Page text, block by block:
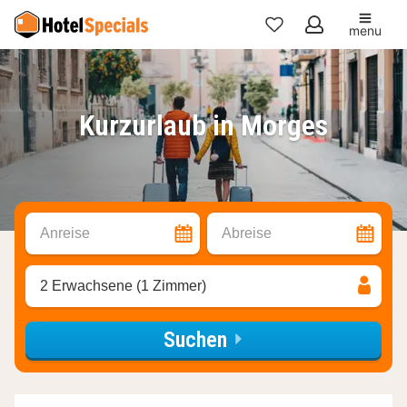
Meine
Favoriten
menu
Kurzurlaub in Morges
Anreise Abreise
2 Erwachsene (1 Zimmer)
Suchen